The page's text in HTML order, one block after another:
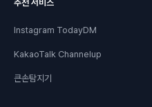
추천 서비스
Instagram TodayDM
KakaoTalk Channelup
큰손탐지기